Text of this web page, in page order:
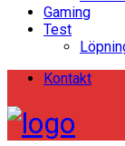
Gaming
Test
Kontakt